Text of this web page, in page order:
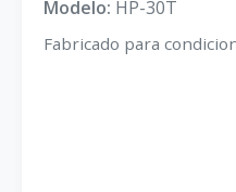
Modelo: HP-30T
Fabricado para